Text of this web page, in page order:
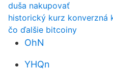
duša nakupovať
historický kurz konverzná
čo ďalšie bitcoiny
OhN
YHQn